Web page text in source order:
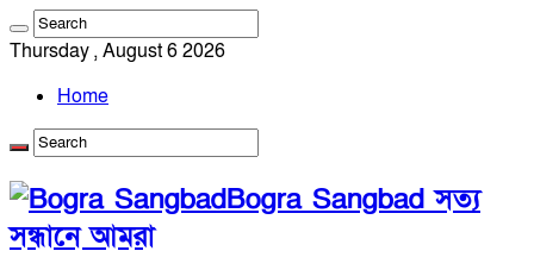
Thursday , August 6 2026
Home
Bogra Sangbad সত্য
সন্ধানে আমরা